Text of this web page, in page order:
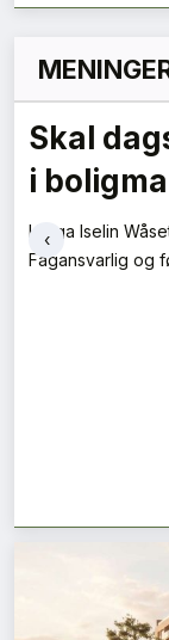
Skal
i
Helga Iselin
Fagansvarlig og
‹